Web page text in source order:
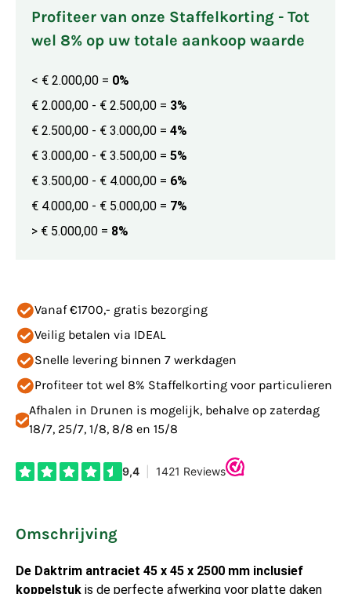
Profiteer van onze Staffelkorting - Tot
wel 8% op uw totale aankoop waarde
< € 2.000,00 = 0%
€ 2.000,00 - € 2.500,00 = 3%
€ 2.500,00 - € 3.000,00 = 4%
€ 3.000,00 - € 3.500,00 = 5%
€ 3.500,00 - € 4.000,00 = 6%
€ 4.000,00 - € 5.000,00 = 7%
> € 5.000,00 = 8%
Vanaf €1700,- gratis bezorging
Veilig betalen via IDEAL
Snelle levering binnen 7 werkdagen
Profiteer tot wel 8% Staffelkorting voor particulieren
Afhalen in Drunen is mogelijk, behalve op zaterdag
18/7, 25/7, 1/8, 8/8 en 15/8
Omschrijving
De Daktrim antraciet 45 x 45 x 2500 mm inclusief
koppelstuk is de perfecte afwerking voor platte daken